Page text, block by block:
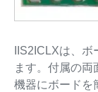
IIS2ICLXは、
ます。付属の両
機器にボードを